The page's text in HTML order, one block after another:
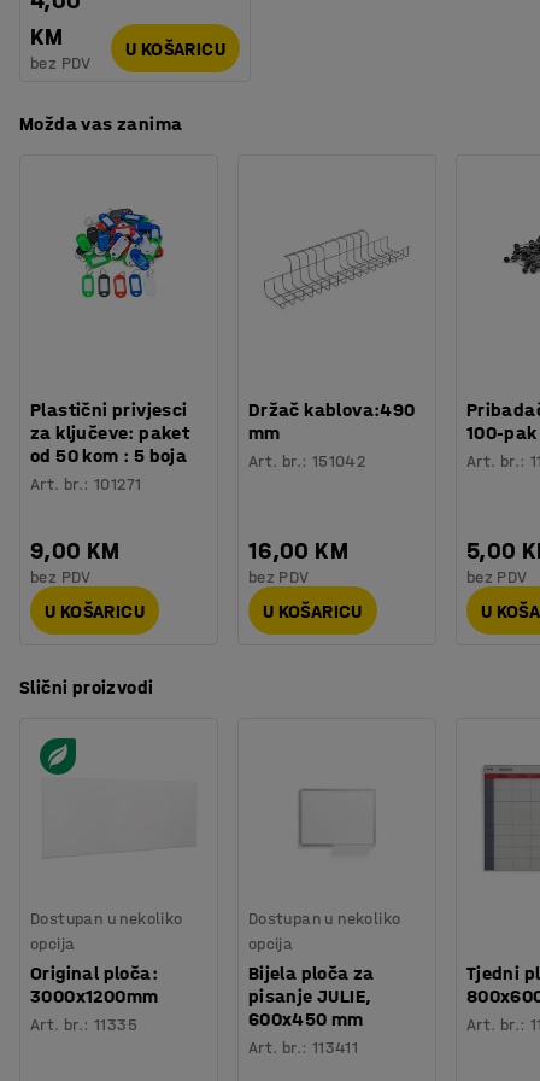
KM
bez PDV
U KOŠARICU
Možda vas zanima
Plastični privjesci
za ključeve: paket
od 50 kom : 5 boja
Art. br.:101271
9,00 KM
bez PDV
U KOŠARICU
Držač kablova:490
mm
Art. br.: 151042
16,00 KM
bez PDV
U KOŠARICU
100-pak
Art. br.:
5,00
bez PDV
U
Slični proizvodi
Dostupan u nekoliko
opcija
Original ploča:
3000x1200mm
Art. br.:11335
Dostupan u nekoliko
opcija
Bijela ploča za
pisanje JULIE,
600x450 mm
Art. br.: 113411
Tjedni
Art. br.: